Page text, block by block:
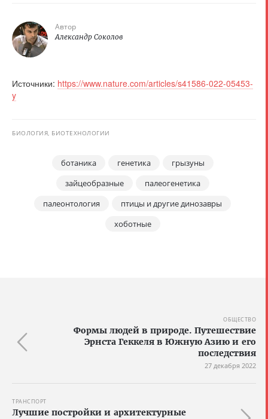
Автор
Александр Соколов
Источники: https://www.nature.com/articles/s41586-022-05453-
y
БИОЛОГИЯ, БИОТЕХНОЛОГИИ
ботаника генетика
грызуны
зайцеобразные
палеогенетика
палеонтология
птицы и другие динозавры
хоботные
ОБЩЕСТВО
Формы людей в природе. Путешествие
Эрнста Геккеля в Южную Азию и его
последствия
27 декабря 2022
ТРАНСПОРТ
Лучшие постройки и архитектурные